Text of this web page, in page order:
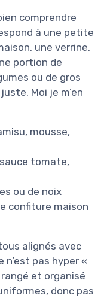
comprendre
à une petite
une verrine,
portion de
ou de gros
Moi je m’en
mousse,
tomate,
ou de noix
confiture maison
alignés avec
pas hyper «
et organisé
donc pas